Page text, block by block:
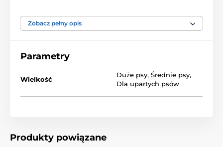
zmniejsza ilość bakterii, utrzymuje zęby w czystości i
odświeża oddech.
do zabawy
Wymiary : przyssawka: 9,5 cm, średnica piłki: 7,5
Zabawki Dla psów
Zobacz pełny opis
Parametry
Wielkość
Duże psy, Średnie psy,
Dla upartych psów
Produkty powiązane